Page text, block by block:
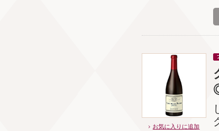
お気に入りに追加